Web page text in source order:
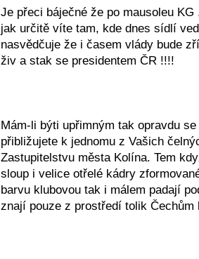
Je přeci báječné že po mausoleu
jak určitě víte tam, kde dnes sídlí
nasvědčuje že i časem vlády bude
živ a stak se presidentem ČR !!!!
Mám-li býti upřimným tak opravdu
přibližujete k jednomu z Vašich
Zastupitelstvu města Kolína. Tem
sloup i velice otřelé kádry
barvu klubovou tak i málem padají
znají pouze z prostředí tolik